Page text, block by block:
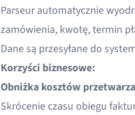
Parseur automatycznie
zamówienia, kwotę, termin
Dane są przesyłane do
Korzyści biznesowe:
Obniżka kosztów
Skrócenie czasu obiegu